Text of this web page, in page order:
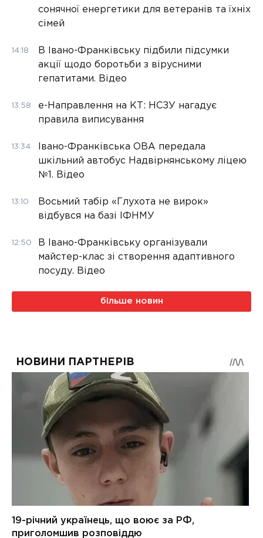
сонячної енергетики для ветеранів та їхніх
сімей
14:18
В Івано-Франківську підбили підсумки
акції щодо боротьби з вірусними
гепатитами. Відео
13:58
е-Направлення на КТ: НСЗУ нагадує
правила виписування
13:34
Івано-Франківська ОВА передала
шкільний автобус Надвірнянському ліцею
№1. Відео
13:10
Восьмий табір «Глухота не вирок»
відбувся на базі ІФНМУ
12:50
В Івано-Франківську організували
майстер-клас зі створення адаптивного
посуду. Відео
більше новин